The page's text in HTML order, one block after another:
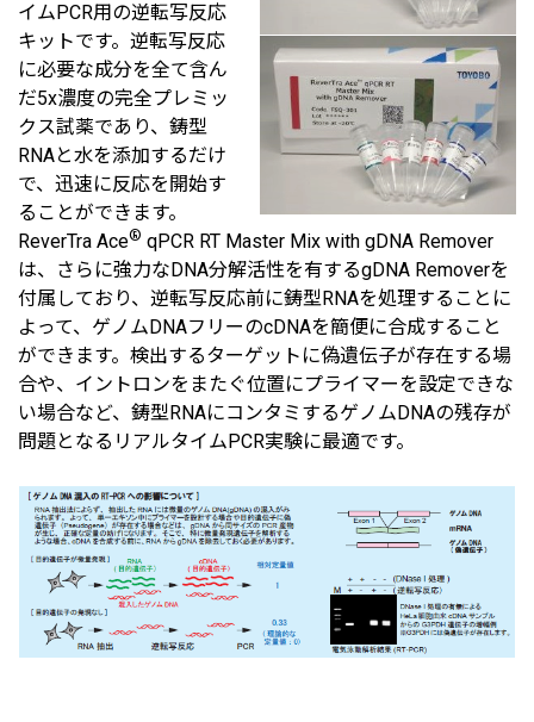
イムPCR用の逆転写反応
キットです。逆転写反応
に必要な成分を全て含ん
だ5x濃度の完全プレミッ
クス試薬であり、鋳型
RNAと水を添加するだけ
で、迅速に反応を開始す
ることができます。
ReverTra Ace® qPCR RT Master Mix with gDNA Remover
は、さらに強力なDNA分解活性を有するgDNA Removerを
付属しており、逆転写反応前に鋳型RNAを処理することに
よって、ゲノムDNAフリーのcDNAを簡便に合成すること
ができます。検出するターゲットに偽遺伝子が存在する場
合や、イントロンをまたぐ位置にプライマーを設定できな
い場合など、鋳型RNAにコンタミするゲノムDNAの残存が
問題となるリアルタイムPCR実験に最適です。